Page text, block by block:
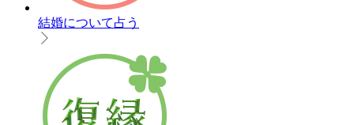
結婚について占う